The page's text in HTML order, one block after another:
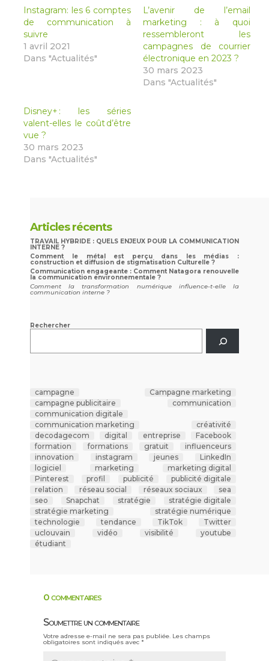
fenêtre) fenêtre) fenêtre)
Instagram: les 6 comptes
de communication à
suivre
1 avril 2021
Dans "Actualités"
L’avenir de l’email
marketing : à quoi
ressembleront les
campagnes de courrier
électronique en 2023 ?
30 mars 2023
Dans "Actualités"
Disney+ : les séries
valent-elles le coût d’être
vue ?
30 mars 2023
Dans "Actualités"
Articles récents
TRAVAIL HYBRIDE : QUELS ENJEUX POUR LA COMMUNICATION
INTERNE ?
Comment le métal est perçu dans les médias :
construction et diffusion de stigmatisation Culturelle ?
Communication engageante : Comment Natagora renouvelle
la communication environnementale ?
Comment la transformation numérique influence-t-elle la
communication interne ?
Rechercher
campagne
Campagne marketing
campagne publicitaire
communication
communication digitale
communication marketing
créativité
decodagecom
digital entreprise
Facebook
formation
formations gratuit
influenceurs
innovation
instagram jeunes
LinkedIn
logiciel
marketing
marketing digital
Pinterest
profil publicité
publicité digitale
relation
réseau social réseaux sociaux
sea
seo
Snapchat stratégie
stratégie digitale
stratégie marketing
stratégie numérique
technologie
tendance TikTok
Twitter
uclouvain
vidéo visibilité
youtube
étudiant
0 commentaires
Soumettre un commentaire
Votre adresse e-mail ne sera pas publiée. Les champs
obligatoires sont indiqués avec *